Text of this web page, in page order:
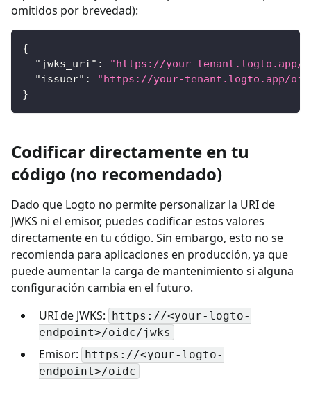
omitidos por brevedad):
{
"jwks_uri" :
"https://your-tenant.logto.app/
"issuer" :
"https://your-tenant.logto.app/
}
Codificar directamente en tu
código (no recomendado)
Dado que Logto no permite personalizar la URI de
JWKS ni el emisor, puedes codificar estos valores
directamente en tu código. Sin embargo, esto no se
recomienda para aplicaciones en producción, ya que
puede aumentar la carga de mantenimiento si alguna
configuración cambia en el futuro.
URI de JWKS:
https://<your-logto-
endpoint>/oidc/jwks
Emisor:
https://<your-logto-
endpoint>/oidc